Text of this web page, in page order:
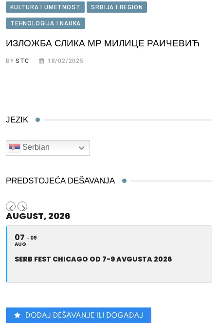
KULTURA I UMETNOST SRBIJA I REGION
TEHNOLOGIJA I NAUKA
ИЗЛОЖБА СЛИКА МР МИЛИЦЕ РАИЧЕВИЋ
BYSTC 18/02/2025
JEZIK
Serbian
PREDSTOJEĆA DEŠAVANJA
AUGUST, 2026
07
AUG
09
SERB FEST CHICAGO OD 7-9 AVGUSTA 2026